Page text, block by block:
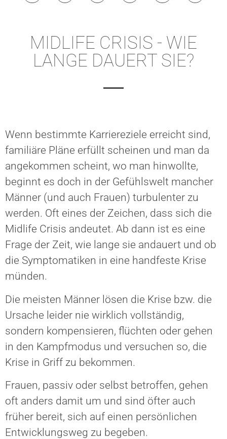
MIDLIFE CRISIS - WIE
LANGE DAUERT SIE?
Wenn bestimmte Karriereziele erreicht sind,
familiäre Pläne erfüllt scheinen und man da
angekommen scheint, wo man hinwollte,
beginnt es doch in der Gefühlswelt mancher
Männer (und auch Frauen) turbulenter zu
werden. Oft eines der Zeichen, dass sich die
Midlife Crisis andeutet. Ab dann ist es eine
Frage der Zeit, wie lange sie andauert und ob
die Symptomatiken in eine handfeste Krise
münden.
Die meisten Männer lösen die Krise bzw. die
Ursache leider nie wirklich vollständig,
sondern kompensieren, flüchten oder gehen
in den Kampfmodus und versuchen so, die
Krise in Griff zu bekommen.
Frauen, passiv oder selbst betroffen, gehen
oft anders damit um und sind öfter auch
früher bereit, sich auf einen persönlichen
Entwicklungsweg zu begeben.